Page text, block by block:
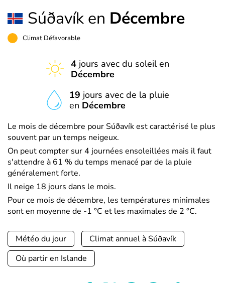
Súðavík en Décembre
Climat Défavorable
4jours avec du soleil en
Décembre
19 jours avec de la pluie
en Décembre
Le mois de décembre pour Súðavík est caractérisé le plus
souvent par un temps neigeux.
On peut compter sur 4 journées ensoleillées mais il faut
s'attendre à 61 % du temps menacé par de la pluie
généralement forte.
Il neige 18 jours dans le mois.
Pour ce mois de décembre, les températures minimales
sont en moyenne de -1 °C et les maximales de 2 °C.
Météo du jour
Climat annuel à Súðavík
Où partir en Islande